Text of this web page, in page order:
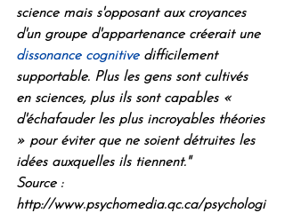
science mais s'opposant aux croyances
d'un groupe d'appartenance créerait une
dissonance cognitive difficilement
supportable. Plus les gens sont cultivés
en sciences, plus ils sont capables «
d'échafauder les plus incroyables théories
» pour éviter que ne soient détruites les
idées auxquelles ils tiennent."
Source :
http://www.psychomedia.qc.ca/psychologi